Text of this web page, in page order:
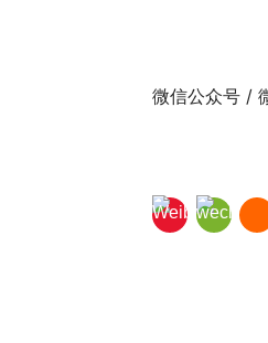
微信公众号 /